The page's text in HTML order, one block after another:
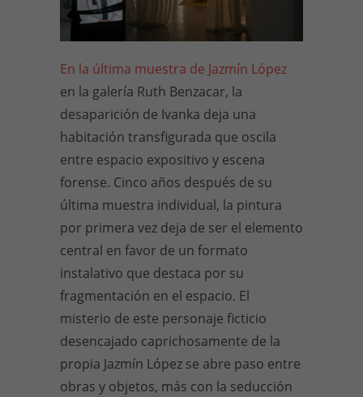
En la última muestra de Jazmín López
en la galería Ruth Benzacar, la
desaparición de Ivanka deja una
habitación transfigurada que oscila
entre espacio expositivo y escena
forense. Cinco años después de su
última muestra individual, la pintura
por primera vez deja de ser el elemento
central en favor de un formato
instalativo que destaca por su
fragmentación en el espacio. El
misterio de este personaje ficticio
desencajado caprichosamente de la
propia Jazmín López se abre paso entre
obras y objetos, más con la seducción